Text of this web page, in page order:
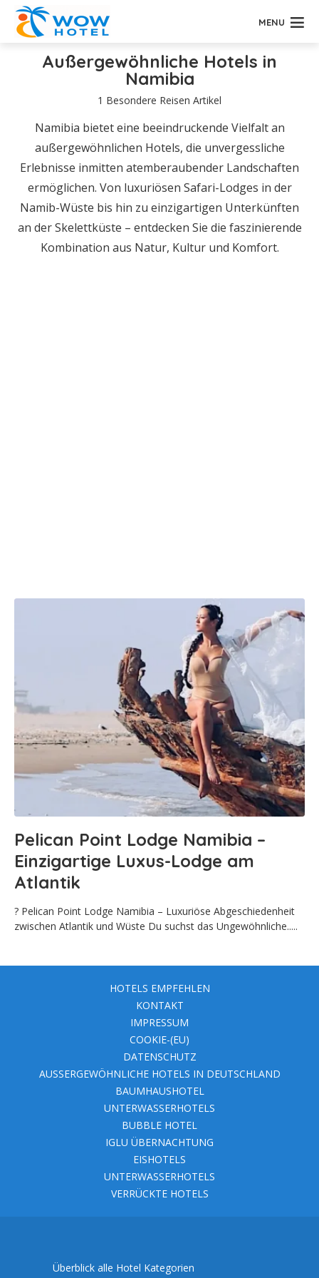
MENU
Außergewöhnliche Hotels in
Namibia
1 Besondere Reisen Artikel
Namibia bietet eine beeindruckende Vielfalt an
außergewöhnlichen Hotels, die unvergessliche
Erlebnisse inmitten atemberaubender Landschaften
ermöglichen. Von luxuriösen Safari-Lodges in der
Namib-Wüste bis hin zu einzigartigen Unterkünften
an der Skelettküste – entdecken Sie die faszinierende
Kombination aus Natur, Kultur und Komfort.
Pelican Point Lodge Namibia –
Einzigartige Luxus-Lodge am
Atlantik
? Pelican Point Lodge Namibia – Luxuriöse Abgeschiedenheit
zwischen Atlantik und Wüste Du suchst das Ungewöhnliche.....
HOTELS EMPFEHLEN
KONTAKT
IMPRESSUM
COOKIE-(EU)
DATENSCHUTZ
AUSSERGEWÖHNLICHE HOTELS IN DEUTSCHLAND
BAUMHAUSHOTEL
UNTERWASSERHOTELS
BUBBLE HOTEL
IGLU ÜBERNACHTUNG
EISHOTELS
UNTERWASSERHOTELS
VERRÜCKTE HOTELS
Überblick alle Hotel Kategorien